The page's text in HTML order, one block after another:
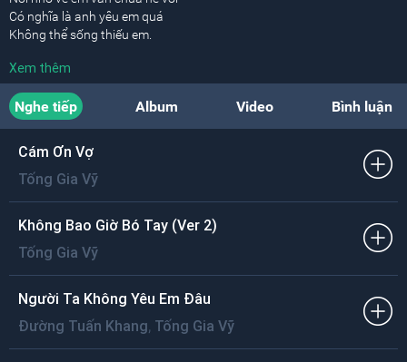
Có nghĩa là anh yêu em quá
Không thể sống thiếu em.
Hãy gần bên với anh người ơi
Cho em được nằm trong hơi ấm
Từng giây phút có nhau
Anh và em cùng giữ trong đời
[ĐK:]
Ngàn sao lung linh sáng trên bầu trời
Trong ấm êm.
Xem thêm
Nghe tiếp Album Video Bình luận
Cám Ơn Vợ
Tống Gia Vỹ
Không Bao Giờ Bó Tay (Ver 2)
Tống Gia Vỹ
Người Ta Không Yêu Em Đâu
Đường Tuấn Khang, Tống Gia Vỹ